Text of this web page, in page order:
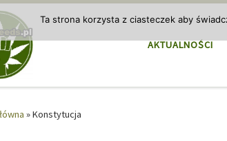
AKTUALNOŚCI
»Konstytucja
Ta strona korzysta z ciasteczek aby